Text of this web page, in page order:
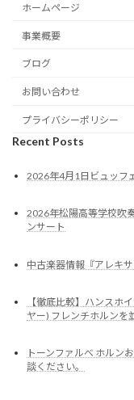
ホームページ
事業概要
ブログ
お問い合わせ
プライバシーポリシー
Recent Posts
2026年4月1日ビュッフ
2026年松陽高等学校吹
ンサート
中古楽器情報『アレキ
【徹底比較】ハンスホ
ヤー) フレンチホルンを
トーンファルべ ホルン
談ください。